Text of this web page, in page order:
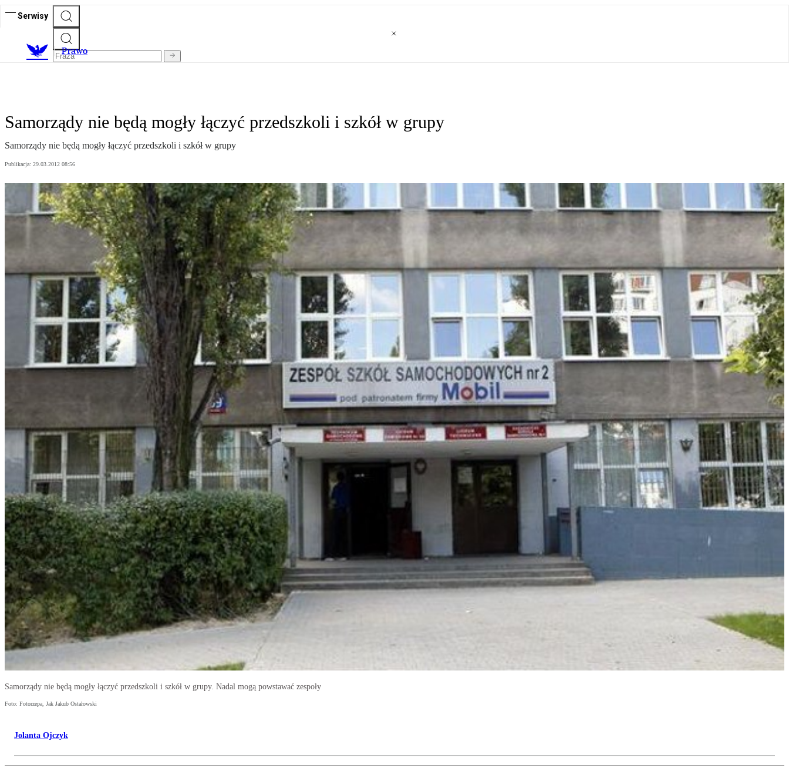
Serwisy
Prawo
Samorządy nie będą mogły łączyć przedszkoli i szkół w grupy
Samorządy nie będą mogły łączyć przedszkoli i szkół w grupy
Publikacja: 29.03.2012 08:56
Samorządy nie będą mogły łączyć przedszkoli i szkół w grupy. Nadal mogą powstawać zespoły
Foto: Fotorzepa, Jak Jakub Ostałowski
Jolanta Ojczyk